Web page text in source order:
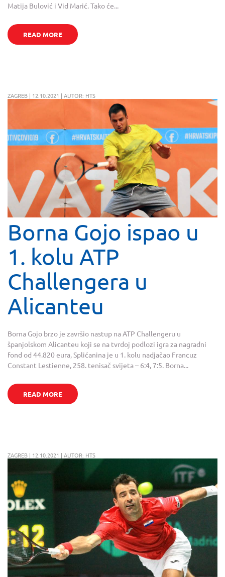
Matija Bulović i Vid Marić. Tako će...
READ MORE
ZAGREB | 12.10.2021 | AUTOR: HTS
Borna Gojo ispao u
1. kolu ATP
Challengera u
Alicanteu
Borna Gojo brzo je završio nastup na ATP Challengeru u
španjolskom Alicanteu koji se na tvrdoj podlozi igra za nagradni
fond od 44.820 eura, Splićanina je u 1. kolu nadjačao Francuz
Constant Lestienne, 258. tenisač svijeta – 6:4, 7:5. Borna...
READ MORE
ZAGREB | 12.10.2021 | AUTOR: HTS